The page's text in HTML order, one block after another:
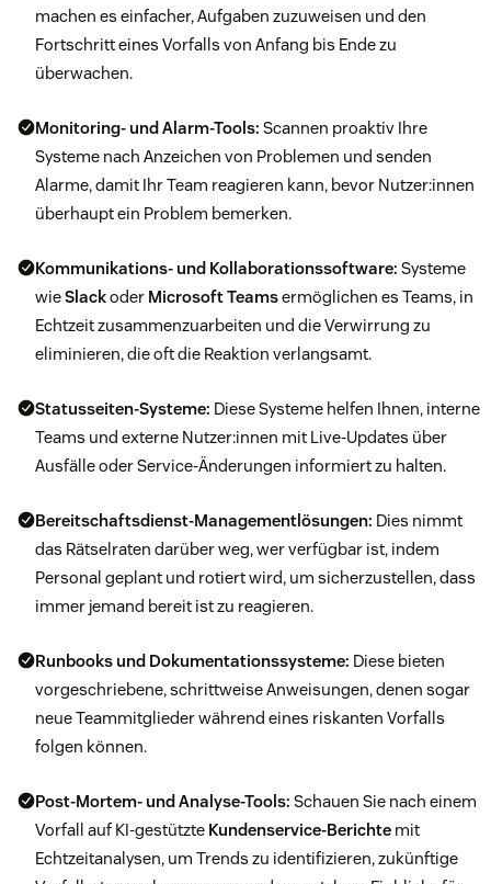
machen es einfacher, Aufgaben zuzuweisen und den
Fortschritt eines Vorfalls von Anfang bis Ende zu
überwachen.
Monitoring- und Alarm-Tools: Scannen proaktiv Ihre
Systeme nach Anzeichen von Problemen und senden
Alarme, damit Ihr Team reagieren kann, bevor Nutzer:innen
überhaupt ein Problem bemerken.
Kommunikations- und Kollaborationssoftware: Systeme
wieSlackoder Microsoft Teamsermöglichen es Teams, in
Echtzeit zusammenzuarbeiten und die Verwirrung zu
eliminieren, die oft die Reaktion verlangsamt.
Statusseiten-Systeme: Diese Systeme helfen Ihnen, interne
Teams und externe Nutzer:innen mit Live-Updates über
Ausfälle oder Service-Änderungen informiert zu halten.
Bereitschaftsdienst-Managementlösungen: Dies nimmt
das Rätselraten darüber weg, wer verfügbar ist, indem
Personal geplant und rotiert wird, um sicherzustellen, dass
immer jemand bereit ist zu reagieren.
Runbooks und Dokumentationssysteme: Diese bieten
vorgeschriebene, schrittweise Anweisungen, denen sogar
neue Teammitglieder während eines riskanten Vorfalls
folgen können.
Post-Mortem- und Analyse-Tools: Schauen Sie nach einem
Vorfall auf KI-gestützte Kundenservice-Berichte mit
Echtzeitanalysen, um Trends zu identifizieren, zukünftige